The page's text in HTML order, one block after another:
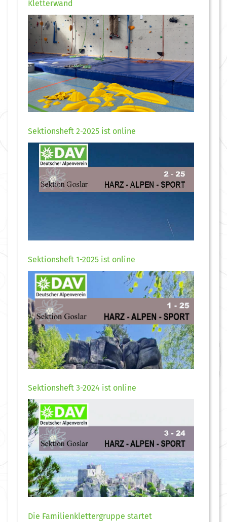
Kletterwand
Sektionsheft 2-2025 ist online
Sektionsheft 1-2025 ist online
Sektionsheft 3-2024 ist online
Die Familienklettergruppe startet